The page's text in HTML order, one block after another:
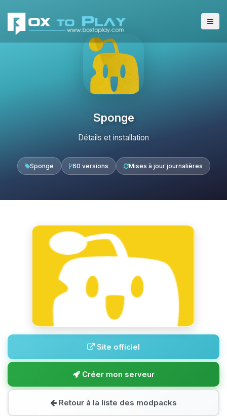
Sponge
Détails et installation
Sponge 60 versions Mises à jour journalières
Site officiel
Créer mon serveur
Retour à la liste des modpacks